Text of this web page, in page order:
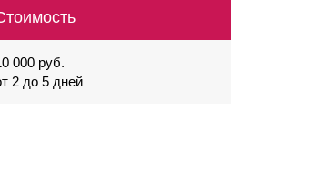
000 руб.
2 до 5 дней